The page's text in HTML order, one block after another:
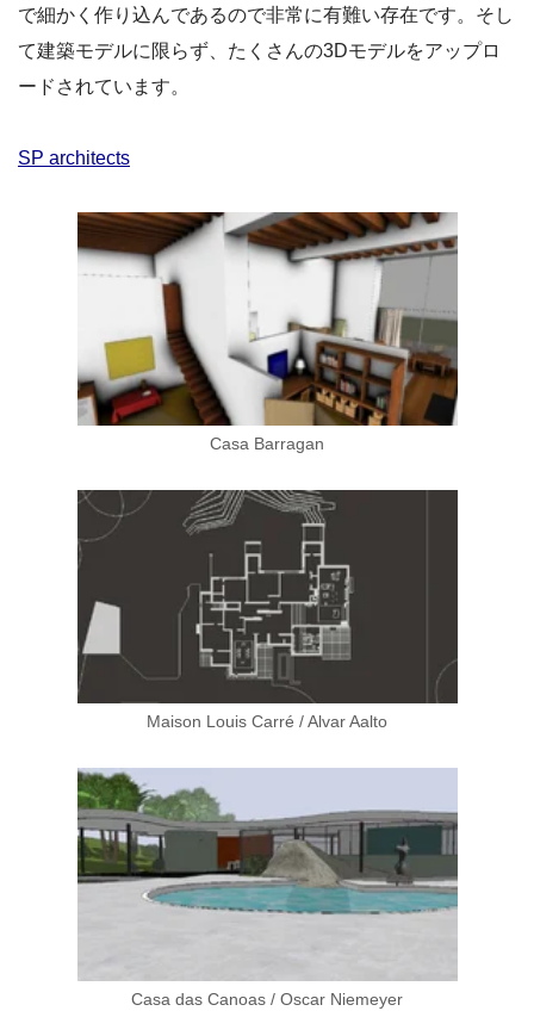
で細かく作り込んであるので非常に有難い存在です。そし
て建築モデルに限らず、たくさんの3Dモデルをアップロ
ードされています。
SP architects
Casa Barragan
Maison Louis Carré / Alvar Aalto
Casa das Canoas / Oscar Niemeyer